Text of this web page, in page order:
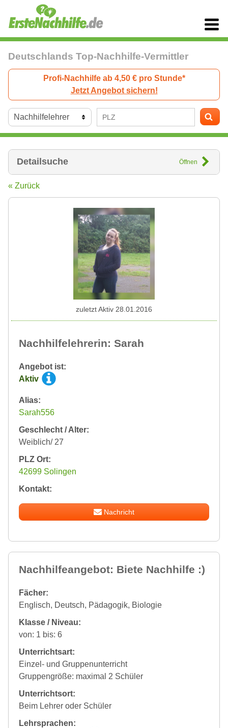
Deutschlands Top-Nachhilfe-Vermittler
Profi-Nachhilfe ab 4,50 € pro Stunde*
Jetzt Angebot sichern!
Detailsuche Öffnen
« Zurück
Nachhilfelehrerin: Sarah
Angebot ist:
Aktiv
Alias:
Sarah556
Geschlecht / Alter:
Weiblich/ 27
PLZ Ort:
42699 Solingen
Kontakt:
Nachricht
zuletzt Aktiv 28.01.2016
Nachhilfeangebot: Biete Nachhilfe :)
Fächer:
Englisch, Deutsch, Pädagogik, Biologie
Klasse / Niveau:
von: 1 bis: 6
Unterrichtsart:
Einzel- und Gruppenunterricht
Gruppengröße: maximal 2 Schüler
Unterrichtsort:
Beim Lehrer oder Schüler
Lehrsprachen: